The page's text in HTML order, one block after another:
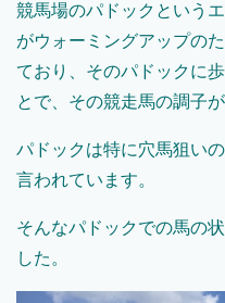
競馬場のパドックという
がウォーミングアップの
ており、そのパドックに
とで、その競走馬の調子
パドックは特に穴馬狙い
言われています。
そんなパドックでの馬の
した。